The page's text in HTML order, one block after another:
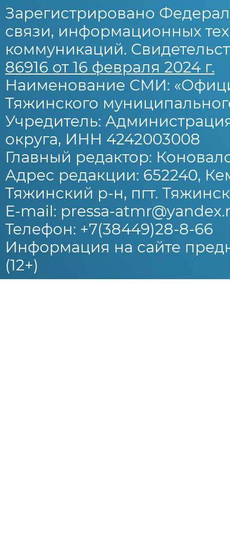
Зарегистрировано
связи, информационных
коммуникаций.
86916 от 16 февраля 2024 г.
Наименование СМИ:
Тяжинского
Учредитель:
округа, ИНН 4242003008
Главный редактор:
Адрес редакции: 652240,
Тяжинский р-н, пгт.
E-mail: pressa-
Телефон: +7(38449)28-8-66
Информация на сайте
(12+)